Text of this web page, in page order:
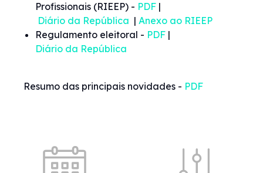
Profissionais (RIEEP) - PDF |
Diário da República | Anexo ao RIEEP
Regulamento eleitoral - PDF |
Diário da República
Resumo das principais novidades - PDF